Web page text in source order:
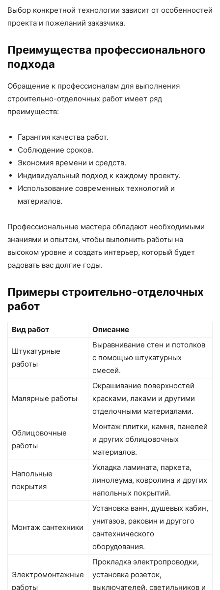
Выбор конкретной технологии зависит от особенностей
проекта и пожеланий заказчика.
Преимущества профессионального
подхода
Обращение к профессионалам для выполнения
строительно-отделочных работ имеет ряд
преимуществ:
Гарантия качества работ.
Соблюдение сроков.
Экономия времени и средств.
Индивидуальный подход к каждому проекту.
Использование современных технологий и
материалов.
Профессиональные мастера обладают необходимыми
знаниями и опытом, чтобы выполнить работы на
высоком уровне и создать интерьер, который будет
радовать вас долгие годы.
Примеры строительно-отделочных
работ
Вид работ Описание
Штукатурные
работы
Выравнивание стен и потолков
с помощью штукатурных
смесей.
Малярные работы
Окрашивание поверхностей
красками, лаками и другими
отделочными материалами.
Облицовочные
работы
Монтаж плитки, камня, панелей
и других облицовочных
материалов.
Напольные
покрытия
Укладка ламината, паркета,
линолеума, ковролина и других
напольных покрытий.
Монтаж сантехники
Установка ванн, душевых кабин,
унитазов, раковин и другого
сантехнического
оборудования.
Электромонтажные
работы
Прокладка электропроводки,
установка розеток,
выключателей, светильников и